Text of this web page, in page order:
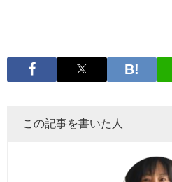
この記事を書いた人